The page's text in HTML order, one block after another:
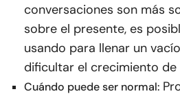
conversaciones son más
sobre el presente, es
usando para llenar un
dificultar el crecimiento de
Cuándo puede ser normal: